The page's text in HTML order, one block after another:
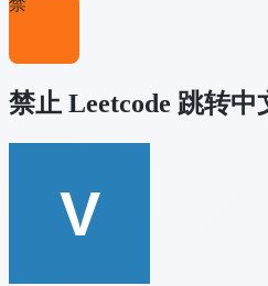
禁
禁止 Leetcode 跳转中